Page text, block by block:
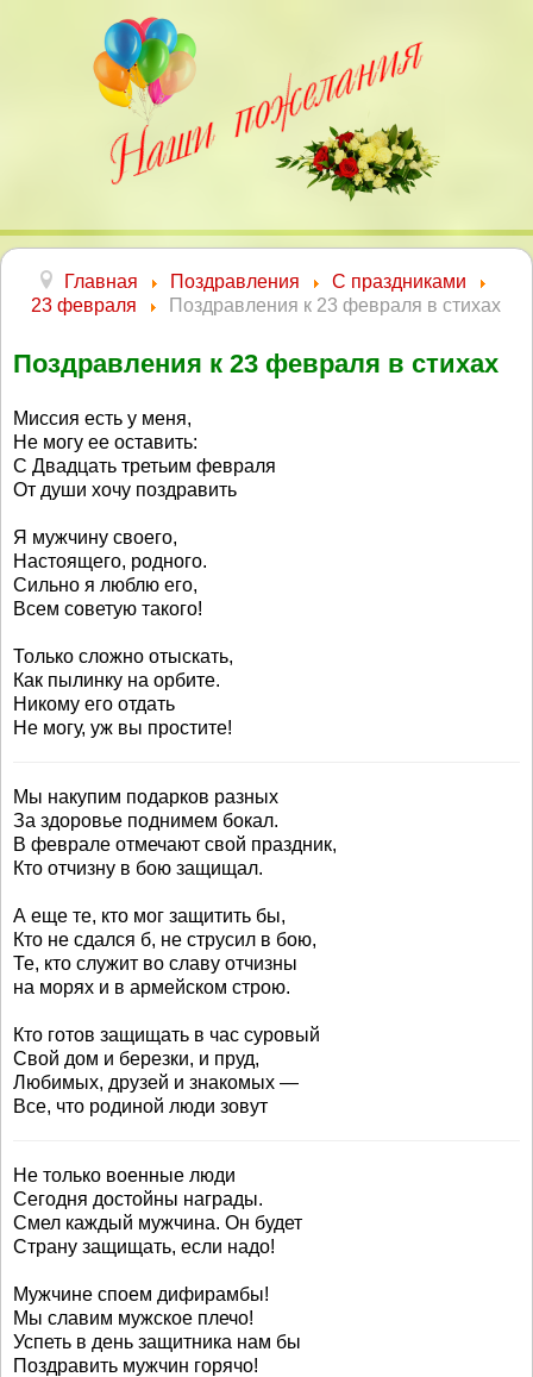
Главная Поздравления
С праздниками
23 февраля
Поздравления к 23 февраля в стихах
Поздравления к 23 февраля в стихах
Миссия есть у меня,
Не могу ее оставить:
С Двадцать третьим февраля
От души хочу поздравить
Я мужчину своего,
Настоящего, родного.
Сильно я люблю его,
Всем советую такого!
Только сложно отыскать,
Как пылинку на орбите.
Никому его отдать
Не могу, уж вы простите!
Мы накупим подарков разных
За здоровье поднимем бокал.
В феврале отмечают свой праздник,
Кто отчизну в бою защищал.
А еще те, кто мог защитить бы,
Кто не сдался б, не струсил в бою,
Те, кто служит во славу отчизны
на морях и в армейском строю.
Кто готов защищать в час суровый
Свой дом и березки, и пруд,
Любимых, друзей и знакомых —
Все, что родиной люди зовут
Не только военные люди
Сегодня достойны награды.
Смел каждый мужчина. Он будет
Страну защищать, если надо!
Мужчине споем дифирамбы!
Мы славим мужское плечо!
Успеть в день защитника нам бы
Поздравить мужчин горячо!